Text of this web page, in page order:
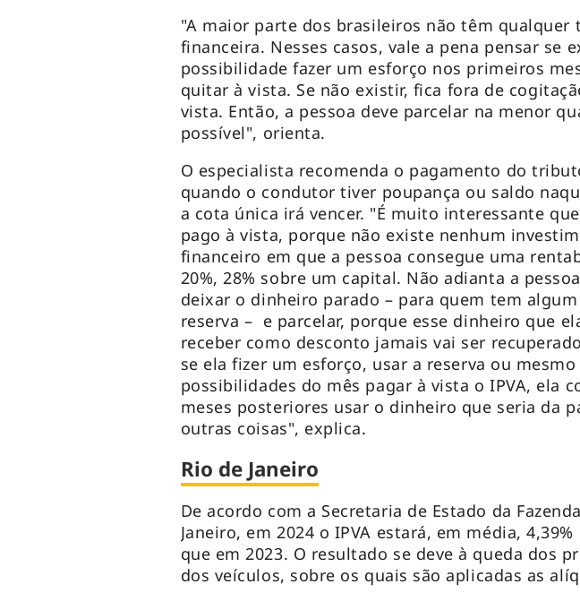
"A maior parte dos brasileiros não têm qualquer
financeira. Nesses casos, vale a pena pensar se
possibilidade fazer um esforço nos primeiros
quitar à vista. Se não existir, fica fora de
vista. Então, a pessoa deve parcelar na menor
possível", orienta.
O especialista recomenda o pagamento do
quando o condutor tiver poupança ou saldo
a cota única irá vencer. "É muito interessante que
pago à vista, porque não existe nenhum
financeiro em que a pessoa consegue uma
20%, 28% sobre um capital. Não adianta a
deixar o dinheiro parado – para quem tem
reserva – e parcelar, porque esse dinheiro que
receber como desconto jamais vai ser
se ela fizer um esforço, usar a reserva ou
possibilidades do mês pagar à vista o IPVA, ela
meses posteriores usar o dinheiro que seria da
outras coisas", explica.
Rio de Janeiro
De acordo com a Secretaria de Estado da
Janeiro, em 2024 o IPVA estará, em média,
que em 2023. O resultado se deve à queda dos
dos veículos, sobre os quais são aplicadas as